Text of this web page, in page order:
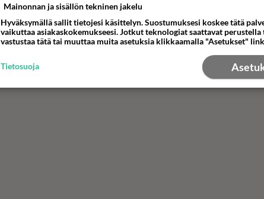
Mainonnan ja sisällön tekninen jakelu
Hyväksymällä sallit tietojesi käsittelyn. Suostumuksesi koskee tätä
vaikuttaa asiakaskokemukseesi. Jotkut teknologiat saattavat
vastustaa tätä tai muuttaa muita asetuksia klikkaamalla "Asetukset"
Tietosuoja